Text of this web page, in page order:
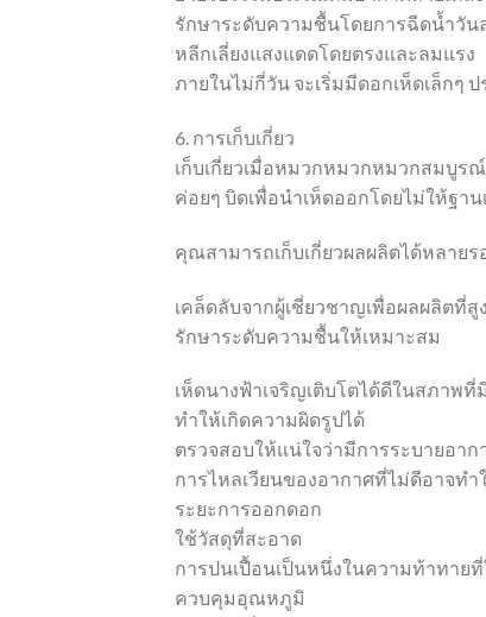
รักษาระดับความชื้นโดยการฉีดน้ำวัน
หลีกเลี่ยงแสงแดดโดยตรงและลมแรง
ภายในไม่กี่วัน จะเริ่มมีดอกเห็ดเล็กๆ
6. การเก็บเกี่ยว
เก็บเกี่ยวเมื่อหมวกหมวกหมวกสมบูร
ค่อยๆ บิดเพื่อนำเห็ดออกโดยไม่ให้ฐาน
คุณสามารถเก็บเกี่ยวผลผลิตได้หลายร
เคล็ดลับจากผู้เชี่ยวชาญเพื่อผลผลิตที่สู
รักษาระดับความชื้นให้เหมาะสม
เห็ดนางฟ้าเจริญเติบโตได้ดีในสภาพ
ทำให้เกิดความผิดรูปได้
ตรวจสอบให้แน่ใจว่ามีการระบายอาก
การไหลเวียนของอากาศที่ไม่ดีอาจทำ
ระยะการออกดอก
ใช้วัสดุที่สะอาด
การปนเปื้อนเป็นหนึ่งในความท้าทาย
ควบคุมอุณหภูมิ